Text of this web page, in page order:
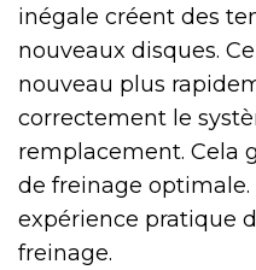
inégale créent des
nouveaux disques.
nouveau plus
correctement le
remplacement. Cela
de freinage
expérience pratique
freinage.